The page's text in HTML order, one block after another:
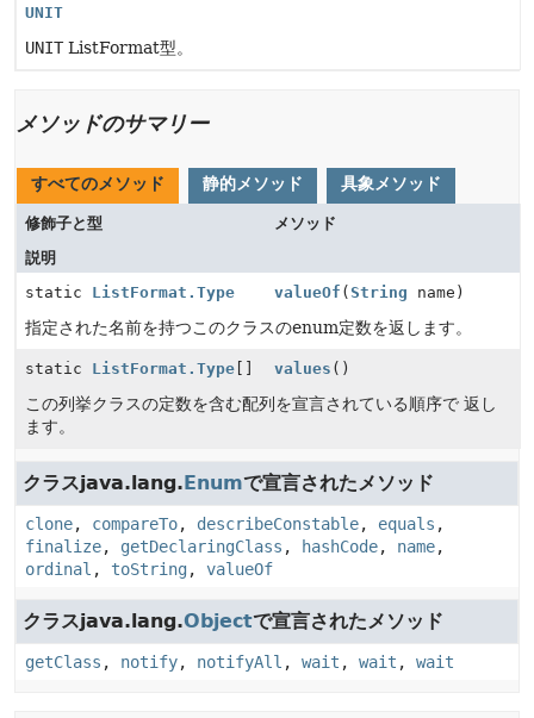
UNIT
UNITListFormat型。
メソッドのサマリー
すべてのメソッド 静的メソッド 具象メソッド
修飾子と型
メソッド
説明
static ListFormat.Type valueOf ( String name)
指定された名前を持つこのクラスのenum定数を返します。
static ListFormat.Type values ()
この列挙クラスの定数を含む配列を宣言されている順序で 返し
ます。
クラスjava.lang.Enumで宣言されたメソッド
clone, compareTo, describeConstable, equals ,
finalize, getDeclaringClass , hashCode, name,
ordinal , toString, valueOf
クラスjava.lang.Objectで宣言されたメソッド
getClass , notify, notifyAll , wait , wait , wait